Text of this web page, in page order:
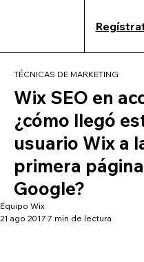
TÉCNICAS DE MARKETING
Wix SEO en
¿cómo llegó
usuario Wix a
primera
Google?
Equipo Wix
21 ago 2017 7 min de lectura